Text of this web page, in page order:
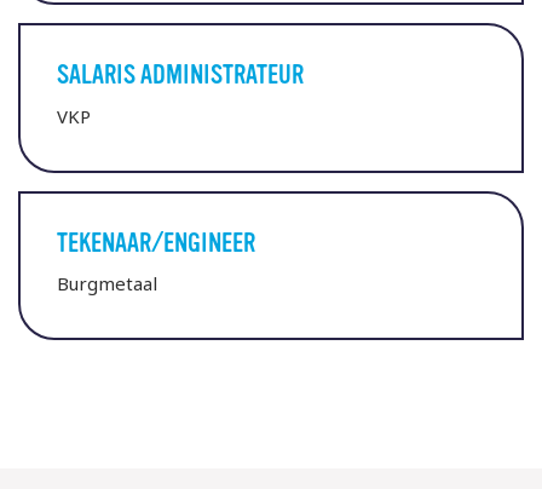
SALARIS ADMINISTRATEUR
VKP
TEKENAAR/ENGINEER
Burgmetaal